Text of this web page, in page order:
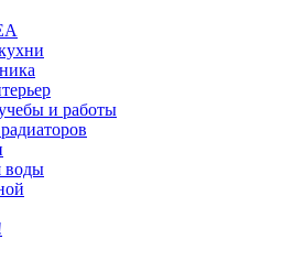
и работы
воды